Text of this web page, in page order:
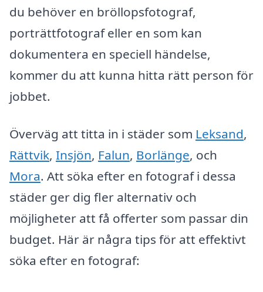
du behöver en bröllopsfotograf,
porträttfotograf eller en som kan
dokumentera en speciell händelse,
kommer du att kunna hitta rätt person för
jobbet.
Överväg att titta in i städer som Leksand,
Rättvik, Insjön, Falun, Borlänge, och
Mora. Att söka efter en fotograf i dessa
städer ger dig fler alternativ och
möjligheter att få offerter som passar din
budget. Här är några tips för att effektivt
söka efter en fotograf: